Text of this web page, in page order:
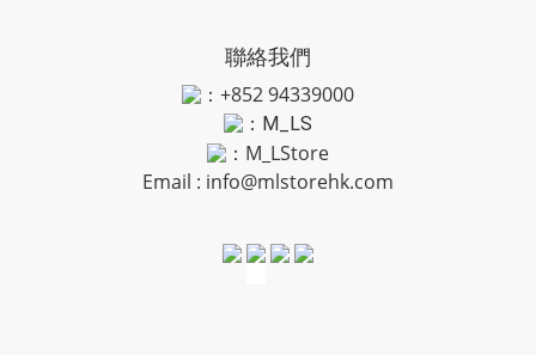
聯絡我們
：+852 94339000
： M_LS
：M_LStore
Email : info@mlstorehk.com